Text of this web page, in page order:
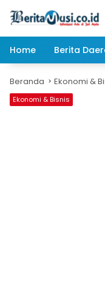
Home
Berita
Beranda Ekonomi &
Ekonomi & Bisnis